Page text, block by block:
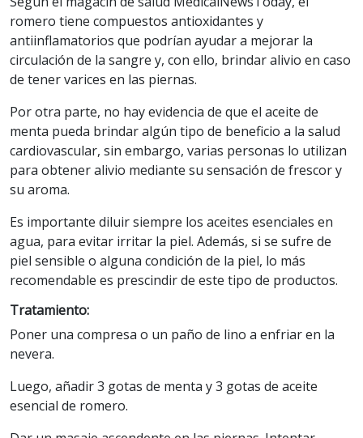
romero tiene compuestos antioxidantes y
antiinflamatorios que podrían ayudar a mejorar la
circulación de la sangre y, con ello, brindar alivio en caso
de tener varices en las piernas.
Por otra parte, no hay evidencia de que el aceite de
menta pueda brindar algún tipo de beneficio a la salud
cardiovascular, sin embargo, varias personas lo utilizan
para obtener alivio mediante su sensación de frescor y
su aroma.
Es importante diluir siempre los aceites esenciales en
agua, para evitar irritar la piel. Además, si se sufre de
piel sensible o alguna condición de la piel, lo más
recomendable es prescindir de este tipo de productos.
Tratamiento:
Poner una compresa o un paño de lino a enfriar en la
nevera.
Luego, añadir 3 gotas de menta y 3 gotas de aceite
esencial de romero.